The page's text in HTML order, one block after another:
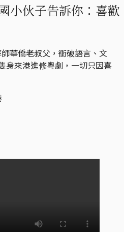
小伙子告訴你：喜歡
華僑老叔父，衝破語言、文
身來港進修粵劇，一切只因喜